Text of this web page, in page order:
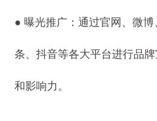
● 曝光推广：通过官网、微
条、抖音等各大平台进行品
和影响力。